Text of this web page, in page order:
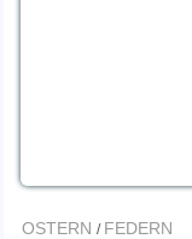
OSTERN / FEDERN